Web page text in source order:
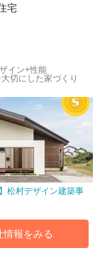
宅
イン+性能
切にした家づくり
松村デザイン建築事
情報をみる